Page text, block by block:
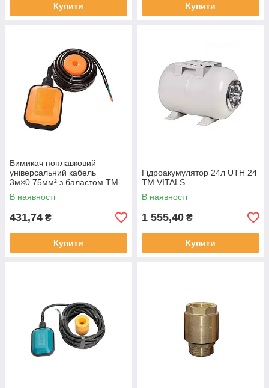
Купити Купити
Вимикач поплавковий
універсальний кабель
3м×0.75мм² з баластом ТМ
WETRON Solmir
В наявності
431,74 ₴
Купити
Гідроакумулятор 24л UTH 24
ТМ VITALS
В наявності
1 555,40 ₴
Купити